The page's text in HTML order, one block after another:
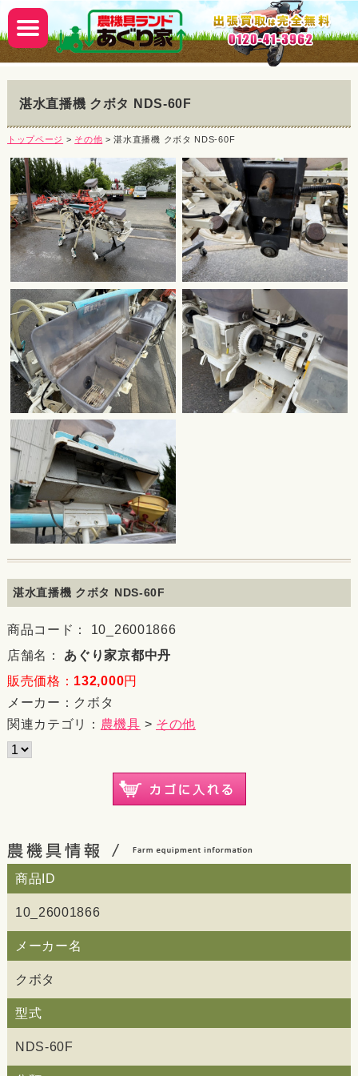
湛水直播機 クボタ NDS-60F
トップページ > その他 > 湛水直播機 クボタ NDS-60F
湛水直播機 クボタ NDS-60F
商品コード： 10_26001866
店舗名： あぐり家京都中丹
販売価格： 132,000円
メーカー： クボタ
関連カテゴリ： 農機具 > その他
商品ID
10_26001866
メーカー名
クボタ
型式
NDS-60F